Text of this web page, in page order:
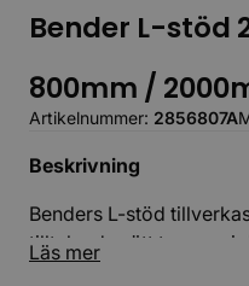
Bender L-stöd
800mm /
Artikelnummer: 2856807A
Beskrivning
Benders L-stöd
tilltalande sätt ta upp
Läs mer